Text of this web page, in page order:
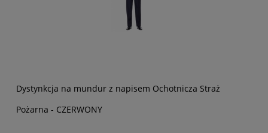
Dystynkcja na mundur z napisem Ochotnicza Straż
Pożarna - CZERWONY